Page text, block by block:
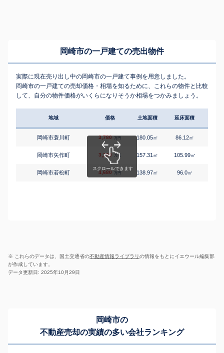
岡崎市の一戸建ての売出物件
実際に現在売り出し中の岡崎市の一戸建て事例を用意しました。
岡崎市の一戸建ての売却価格・相場を知るために、これらの物件と比較
して、自分の物件価格がいくらになりそうか相場をつかみましょう。
地域 価格 土地面積 延床面積
岡崎市蓑川町 3,780 万円 180.05㎡ 86.12㎡
岡崎市矢作町 3,190 万円 157.31 ㎡ 105.99㎡
岡崎市若松町 4,680 万円 138.97㎡ 96.0㎡
※ これらのデータは、国土交通省の不動産情報ライブラリの情報をもとにイエウール編集部
が作成しています。
データ更新日: 2025年10月29日
岡崎市の
不動産売却の実績の多い会社ランキング